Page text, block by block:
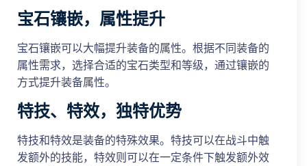
宝石镶嵌，属性提升
宝石镶嵌可以大幅提升装备的属性。根据不同装备的
属性需求，选择合适的宝石类型和等级，通过镶嵌的
方式提升装备属性。
特技、特效，独特优势
特技和特效是装备的特殊效果。特技可以在战斗中触
发额外的技能，特效则可以在一定条件下触发额外效